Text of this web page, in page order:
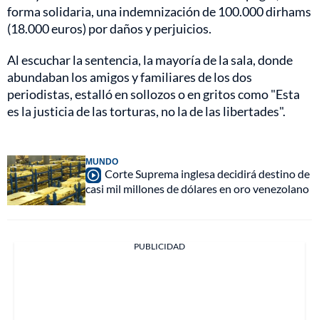
forma solidaria, una indemnización de 100.000 dirhams
(18.000 euros) por daños y perjuicios.
Al escuchar la sentencia, la mayoría de la sala, donde
abundaban los amigos y familiares de los dos
periodistas, estalló en sollozos o en gritos como "Esta
es la justicia de las torturas, no la de las libertades".
MUNDO
Corte Suprema inglesa decidirá destino de
casi mil millones de dólares en oro venezolano
PUBLICIDAD